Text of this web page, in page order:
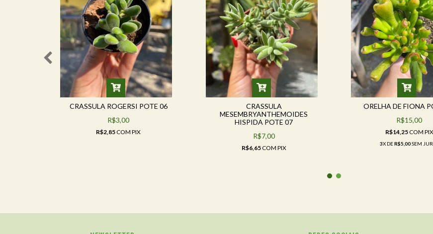
CRASSULA ROGERSI POTE 06
R$3,00
R$2,85COM PIX
CRASSULA
MESEMBRYANTHEMOIDES
HISPIDA POTE 07
R$7,00
R$6,65COM PIX
ORELHA DE FIONA
R$15,00
R$14,25COM PIX
3X DER$5,00SEM